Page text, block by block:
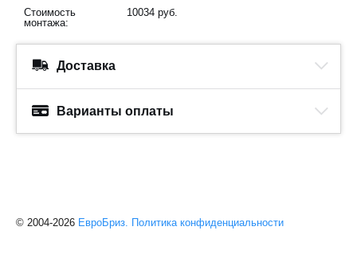
Стоимость
монтажа:
10034 руб.
Доставка
Варианты оплаты
© 2004-2026 ЕвроБриз. Политика конфиденциальности